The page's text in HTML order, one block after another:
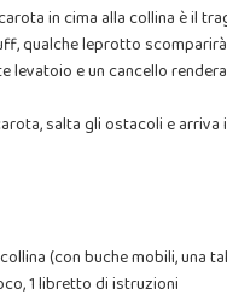
in cima alla collina è il
qualche leprotto
levatoio e un cancello
salta gli ostacoli e
(con buche mobili, una
1 libretto di istruzioni